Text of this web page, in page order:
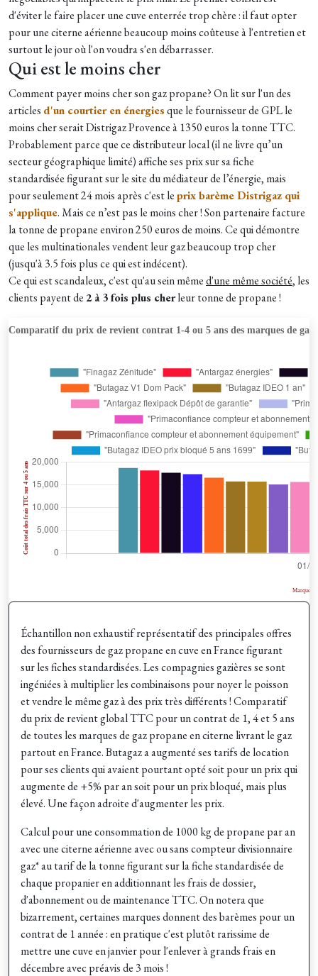
d'éviter le faire placer une cuve enterrée trop chère : il faut opter
pour une citerne aérienne beaucoup moins coûteuse à l'entretien et
surtout le jour où l'on voudra s'en débarrasser.
Qui est le moins cher
Comment payer moins cher son gaz propane? On lit sur l'un des
articles d'un courtier en énergiesque le fournisseur de GPL le
moins cher serait Distrigaz Provence à 1350 euros la tonne TTC.
Probablement parce que ce distributeur local (il ne livre qu’un
secteur géographique limité) affiche ses prix sur sa fiche
standardisée figurant sur le site du médiateur de l’énergie, mais
pour seulement 24 mois après c'est leprix barème Distrigaz qui
s'applique. Mais ce n’est pas le moins cher ! Son partenaire facture
la tonne de propane environ 250 euros de moins. Ce qui démontre
que les multinationales vendent leur gaz beaucoup trop cher
(jusqu'à 3.5 fois plus ce qui est indécent).
Ce qui est scandaleux, c'est qu'au sein mêmed'une même société, les
clients payent de 2 à 3 fois plus cherleur tonne de propane !
Échantillon non exhaustif représentatif des principales offres
des fournisseurs de gaz propane en cuve en France figurant
sur les fiches standardisées. Les compagnies gazières se sont
ingéniées à multiplier les combinaisons pour noyer le poisson
et vendre le même gaz à des prix très différents ! Comparatif
du prix de revient global TTC pour un contrat de 1, 4 et 5 ans
de toutes les marques de gaz propane en citerne livrant le gaz
partout en France. Butagaz a augmenté ses tarifs de location
pour ses clients qui avaient pourtant opté soit pour un prix qui
augmente de +5% par an soit pour un prix bloqué, mais plus
élevé. Une façon adroite d'augmenter les prix.
Calcul pour une consommation de 1000 kg de propane par an
avec une citerne aérienne avec ou sans compteur divisionnaire
gaz* au tarif de la tonne figurant sur la fiche standardisée de
chaque propanier en additionnant les frais de dossier,
d'abonnement ou de maintenance TTC. On notera que
bizarrement, certaines marques donnent des barèmes pour un
contrat de 1 année : en pratique c'est plutôt rarissime de
mettre une cuve en janvier pour l'enlever à grands frais en
décembre avec préavis de 3 mois !